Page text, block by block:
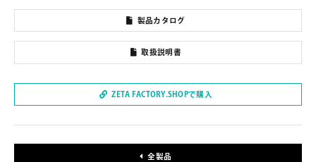
製品カタログ
取扱説明書
ZETA FACTORY.SHOPで購入
全製品